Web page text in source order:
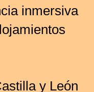
inmersiva
y León